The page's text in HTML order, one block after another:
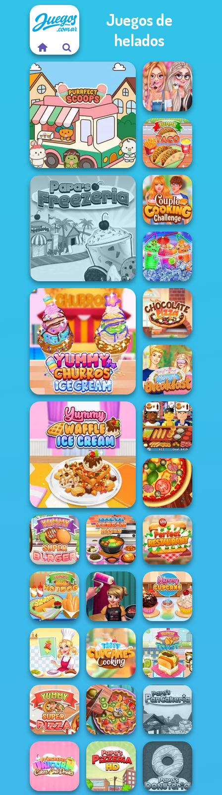
Juegos de
helados
Purr-fect Scoops
Papa's Freezeria
Yummy Churros Ice
Cream
Yummy Waffle Ice Cream
Princess We Love
Ice Cream
Yummy Taco
Desafío de
cocina por
parejas
Rainbow Frozen
Pizza con
chocolate
Mi novio me hace
el desayuno
Hot Dog Bush
Pizza Maker
Yummy Super
Burger
Cooking Korean
Lesson
My Perfect
Restaurant
Yummy Hotdog Cocinar y decorar Yummy Cupcake
Michelin Star
Chef
Tasty Cupcakes
Cooking
Yummy Toast
Yummy Super
Pizza
Pie Real Life
Cooking
Papa's
Pancakeria